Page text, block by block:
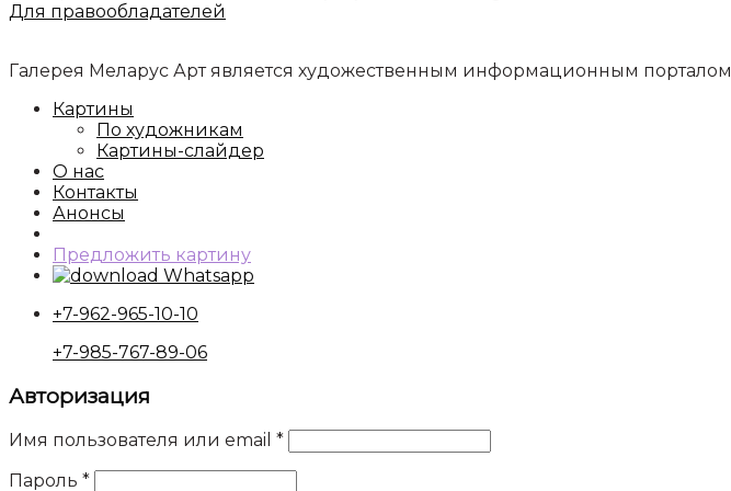
Для правообладателей
Галерея Меларус Арт является художественным информационным порталом
Картины
По художникам
Картины-слайдер
О нас
Контакты
Анонсы
Предложить картину
Whatsapp
+7-962-965-10-10
+7-985-767-89-06
Авторизация
Имя пользователя или email *
Пароль *